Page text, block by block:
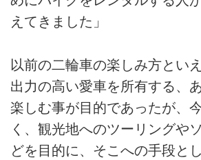
えてきました」
以前の二輪車の楽しみ方とい
出力の高い愛車を所有する、
楽しむ事が目的であったが、
く、観光地へのツーリングや
どを目的に、そこへの手段と